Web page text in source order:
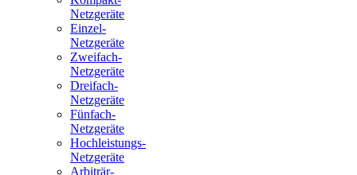
Netzgeräte
Einzel-
Netzgeräte
Zweifach-
Netzgeräte
Dreifach-
Netzgeräte
Fünfach-
Netzgeräte
Hochleistungs-
Netzgeräte
Arbiträr-